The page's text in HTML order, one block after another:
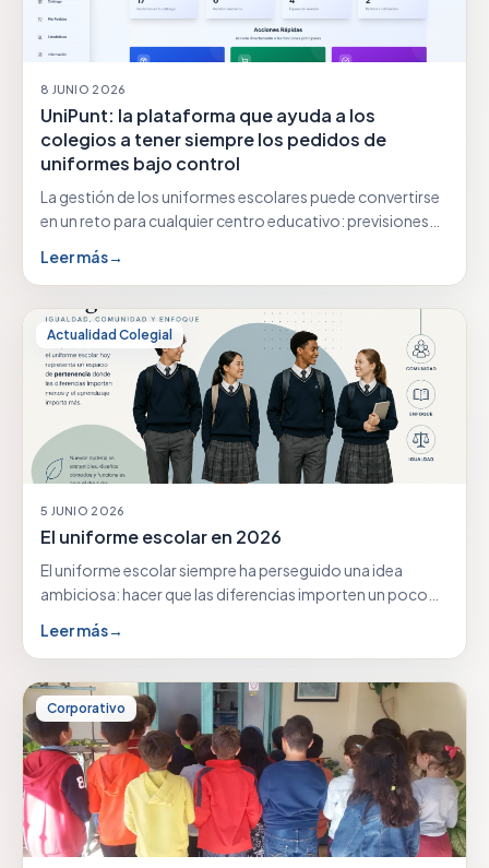
8 JUNIO 2026
UniPunt: la plataforma que ayuda a los
colegios a tener siempre los pedidos de
uniformes bajo control
La gestión de los uniformes escolares puede convertirse
en un reto para cualquier centro educativo: previsiones…
Leer más→
Actualidad Colegial
5 JUNIO 2026
El uniforme escolar en 2026
El uniforme escolar siempre ha perseguido una idea
ambiciosa: hacer que las diferencias importen un poco…
Leer más→
Corporativo